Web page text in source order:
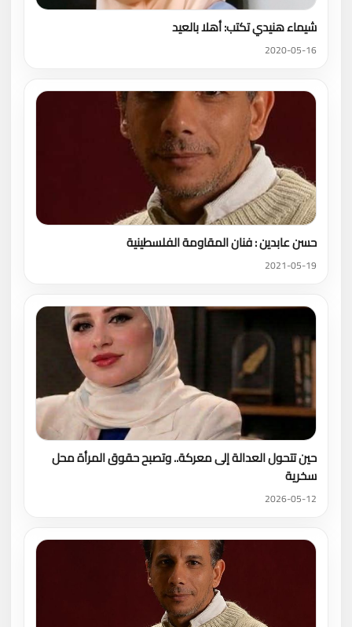
شيماء هنيدي تكتب: أهلا بالعيد
2020-05-16
حسن عابدين : فنان المقاومة الفلسطينية
2021-05-19
حين تتحول العدالة إلى معركة.. وتصبح حقوق المرأة محل
سخرية
2026-05-12